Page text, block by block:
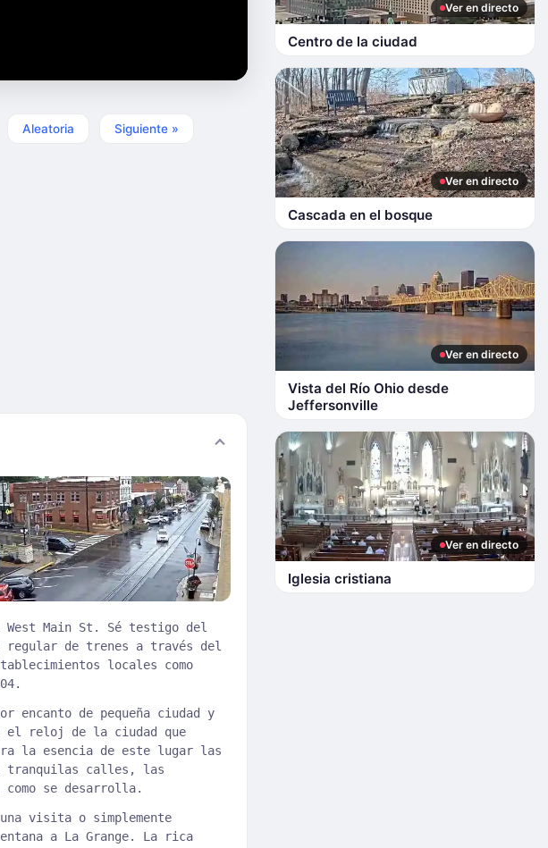
Aleatoria Siguiente »
West Main St. Sé testigo del
regular de trenes a través del
locales como
encanto de pequeña ciudad y
el reloj de la ciudad que
la esencia de este lugar las
tranquilas calles, las
se desarrolla.
visita o simplemente
a La Grange. La rica
Ver en directo
Centro de la ciudad
Ver en directo
Cascada en el bosque
Ver en directo
Vista del Río Ohio desde
Jeffersonville
Ver en directo
Iglesia cristiana